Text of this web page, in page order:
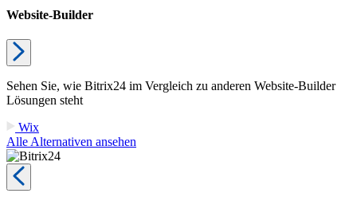
Website-Builder
Sehen Sie, wie Bitrix24 im Vergleich zu anderen Website-Builder
Lösungen steht
Wix
Alle Alternativen ansehen